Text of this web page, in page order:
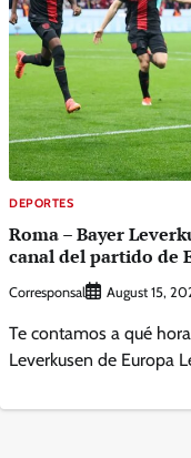
DEPORTES
Roma – Bayer
canal del partido de
Corresponsal August 15,
Te contamos a qué
Leverkusen de Europa